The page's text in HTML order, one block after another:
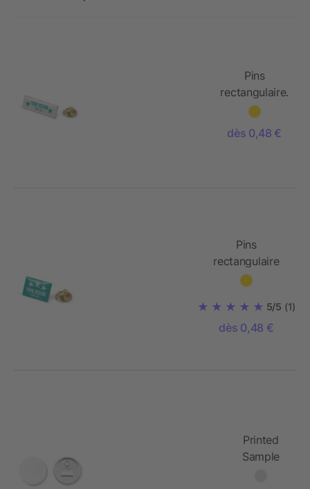
Pins
rectangulaire.
30x10mm
dès 0,48 €
Pins
rectangulaire
19x13mm
5/5 (1)
dès 0,48 €
Printed
Sample